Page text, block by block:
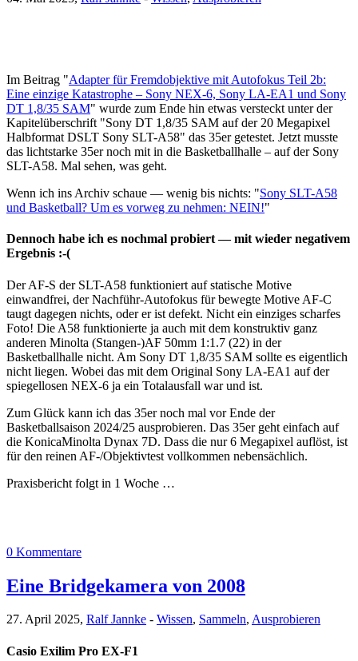
Im Beitrag "Adapter für Fremdobjektive mit Autofokus Teil 2b:
Eine einzige Katastrophe – Sony NEX-6, Sony LA-EA1 und Sony
DT 1,8/35 SAM" wurde zum Ende hin etwas versteckt unter der
Kapitelüberschrift "Sony DT 1,8/35 SAM auf der 20 Megapixel
Halbformat DSLT Sony SLT-A58" das 35er getestet. Jetzt musste
das lichtstarke 35er noch mit in die Basketballhalle – auf der Sony
SLT-A58. Mal sehen, was geht.
Wenn ich ins Archiv schaue — wenig bis nichts: "Sony SLT-A58
und Basketball? Um es vorweg zu nehmen: NEIN!"
Dennoch habe ich es nochmal probiert — mit wieder negativem
Ergebnis :-(
Der AF-S der SLT-A58 funktioniert auf statische Motive
einwandfrei, der Nachführ-Autofokus für bewegte Motive AF-C
taugt dagegen nichts, oder er ist defekt. Nicht ein einziges scharfes
Foto! Die A58 funktionierte ja auch mit dem konstruktiv ganz
anderen Minolta (Stangen-)AF 50mm 1:1.7 (22) in der
Basketballhalle nicht. Am Sony DT 1,8/35 SAM sollte es eigentlich
nicht liegen. Wobei das mit dem Original Sony LA-EA1 auf der
spiegellosen NEX-6 ja ein Totalausfall war und ist.
Zum Glück kann ich das 35er noch mal vor Ende der
Basketballsaison 2024/25 ausprobieren. Das 35er geht einfach auf
die KonicaMinolta Dynax 7D. Dass die nur 6 Megapixel auflöst, ist
für den reinen AF-/Objektivtest vollkommen nebensächlich.
Praxisbericht folgt in 1 Woche …
0 Kommentare
Eine Bridgekamera von 2008
27. April 2025, Ralf Jannke - Wissen, Sammeln, Ausprobieren
Casio Exilim Pro EX-F1